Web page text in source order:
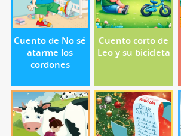
Cuento de No sé
atarme los
cordones
Cuento corto de
Leo y su bicicleta